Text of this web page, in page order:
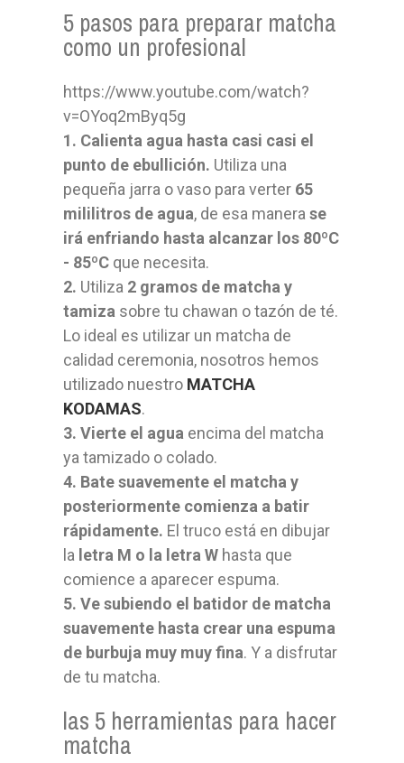
5 pasos para preparar matcha
como un profesional
https://www.youtube.com/watch?
v=OYoq2mByq5g
1. Calienta agua hasta casi casi el
punto de ebullición. Utiliza una
pequeña jarra o vaso para verter 65
mililitros de agua, de esa manerase
irá enfriando hasta alcanzar los 80ºC
- 85ºC que necesita.
2. Utiliza 2 gramos de matcha y
tamiza sobre tu chawan o tazón de té.
Lo ideal es utilizar un matcha de
calidad ceremonia, nosotros hemos
utilizado nuestro MATCHA
KODAMAS.
3. Vierte el agua encima del matcha
ya tamizado o colado.
4. Bate suavemente el matcha y
posteriormente comienza a batir
rápidamente. El truco está en dibujar
la letra M o la letra W hasta que
comience a aparecer espuma.
5. Ve subiendo el batidor de matcha
suavemente hasta crear una espuma
de burbuja muy muy fina. Y a disfrutar
de tu matcha.
las 5 herramientas para hacer
matcha